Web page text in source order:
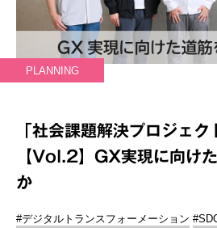
PLANNING
「社会課題解決プロジェ
【Vol.2】GX実現に向け
か
#デジタルトランスフォーメーション